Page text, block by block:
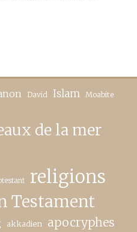
David Islam Moabite
de la mer
religions
Testament
akkadien apocryphes